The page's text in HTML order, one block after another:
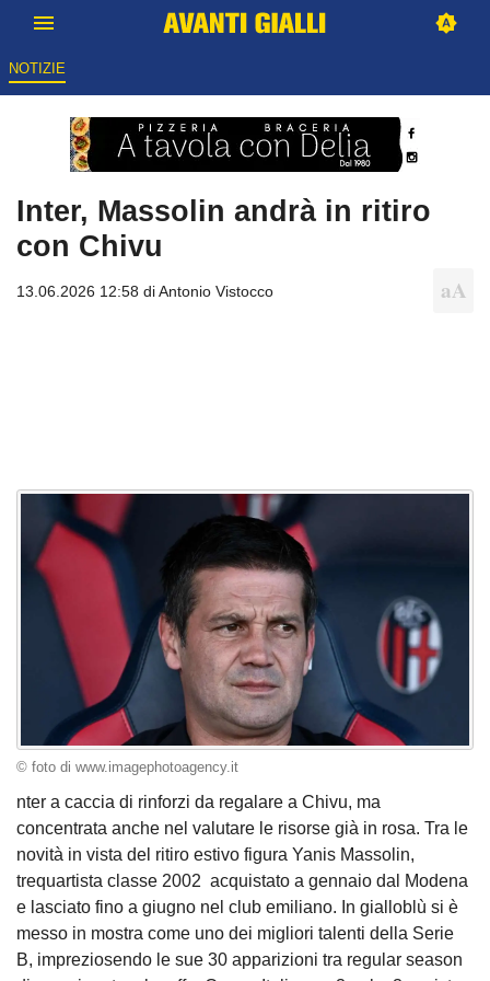
NOTIZIE
Inter, Massolin andrà in ritiro
con Chivu
13.06.2026 12:58 diAntonio Vistocco
© foto di www.imagephotoagency.it
nter a caccia di rinforzi da regalare a Chivu, ma
concentrata anche nel valutare le risorse già in rosa. Tra le
novità in vista del ritiro estivo figura Yanis Massolin,
trequartista classe 2002 acquistato a gennaio dal Modena
e lasciato fino a giugno nel club emiliano. In gialloblù si è
messo in mostra come uno dei migliori talenti della Serie
B, impreziosendo le sue 30 apparizioni tra regular season